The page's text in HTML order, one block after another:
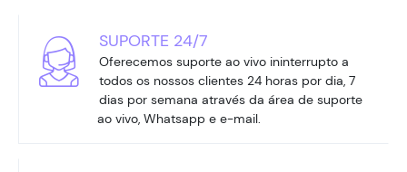
SUPORTE 24/7
Oferecemos suporte ao vivo ininterrupto a
todos os nossos clientes 24 horas por dia, 7
dias por semana através da área de suporte
ao vivo, Whatsapp e e-mail.